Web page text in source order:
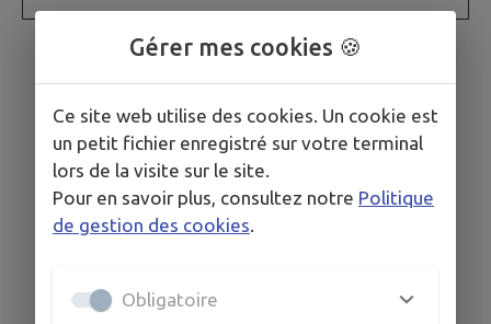
Gérer mes cookies 🍪
Ce site web utilise des cookies. Un cookie est
un petit fichier enregistré sur votre terminal
lors de la visite sur le site.
Pour en savoir plus, consultez notre Politique
de gestion des cookies
Obligatoire